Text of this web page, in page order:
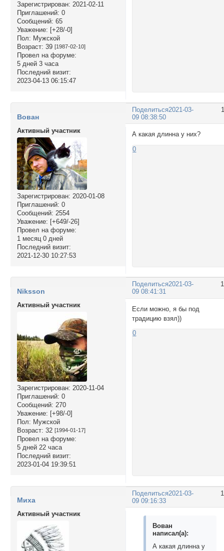
Зарегистрирован: 2021-02-11
Приглашений: 0
Сообщений: 65
Уважение: [+28/-0]
Пол: Мужской
Возраст: 39 [1987-02-10]
Провел на форуме:
5 дней 3 часа
Последний визит:
2023-04-13 06:15:47
Поделиться2021-03-
09 08:38:50
Вован
Активный участник
Зарегистрирован: 2020-01-08
Приглашений: 0
Сообщений: 2554
Уважение: [+649/-26]
Провел на форуме:
1 месяц 0 дней
Последний визит:
2021-12-30 10:27:53
А какая длинна у них?
0
Поделиться2021-03-
09 08:41:31
Niksson
Активный участник
Зарегистрирован: 2020-11-04
Приглашений: 0
Сообщений: 270
Уважение: [+98/-0]
Пол: Мужской
Возраст: 32 [1994-01-17]
Провел на форуме:
5 дней 22 часа
Последний визит:
2023-01-04 19:39:51
Если можно, я бы под
традицию взял))
0
Поделиться2021-03-
09 09:16:33
Миха
Активный участник
Вован
написал(а):
А какая длинна у